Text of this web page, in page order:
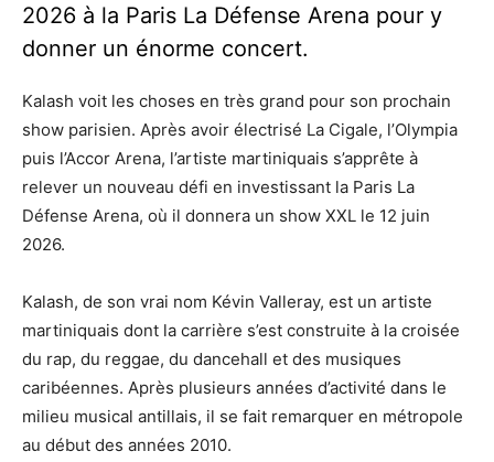
2026 à la Paris La Défense Arena pour y
donner un énorme concert.
Kalash voit les choses en très grand pour son prochain
show parisien. Après avoir électrisé La Cigale, l’Olympia
puis l’Accor Arena, l’artiste martiniquais s’apprête à
relever un nouveau défi en investissant la Paris La
Défense Arena, où il donnera un show XXL le 12 juin
2026.
Kalash, de son vrai nom Kévin Valleray, est un artiste
martiniquais dont la carrière s’est construite à la croisée
du rap, du reggae, du dancehall et des musiques
caribéennes. Après plusieurs années d’activité dans le
milieu musical antillais, il se fait remarquer en métropole
au début des années 2010.